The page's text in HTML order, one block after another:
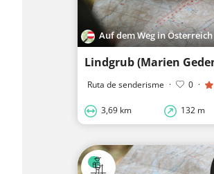
Auf dem Weg in Österreich
Ruta de senderisme · 0 ·
3,69 km 132 m